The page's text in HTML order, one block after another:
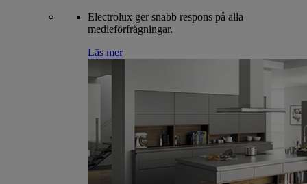
Electrolux ger snabb respons på alla
medieförfrågningar.
Läs mer